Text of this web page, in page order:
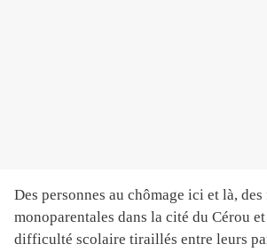
Des personnes au chômage ici et là,
monoparentales dans la cité du Cérou
difficulté scolaire tiraillés entre leurs